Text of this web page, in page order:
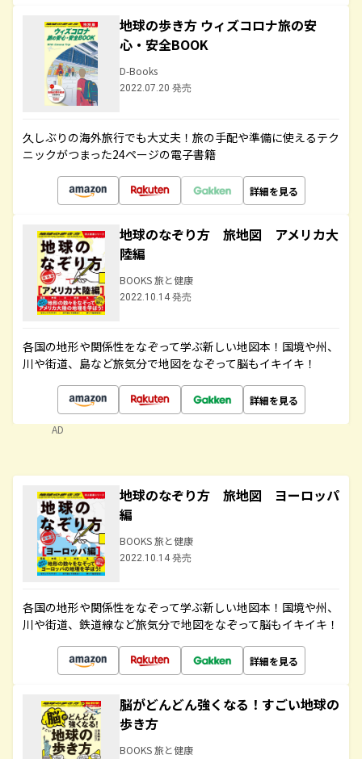
地球の歩き方 ウィズコロナ旅の安
心・安全BOOK
D-Books
2022.07.20 発売
久しぶりの海外旅行でも大丈夫！旅の手配や準備に使えるテク
ニックがつまった24ページの電子書籍
詳細を見る
地球のなぞり方 旅地図 アメリカ大
陸編
BOOKS 旅と健康
2022.10.14 発売
各国の地形や関係性をなぞって学ぶ新しい地図本！国境や州、
川や街道、島など旅気分で地図をなぞって脳もイキイキ！
詳細を見る
AD
地球のなぞり方 旅地図 ヨーロッパ
編
BOOKS 旅と健康
2022.10.14 発売
各国の地形や関係性をなぞって学ぶ新しい地図本！国境や州、
川や街道、鉄道線など旅気分で地図をなぞって脳もイキイキ！
詳細を見る
脳がどんどん強くなる！すごい地球の
歩き方
BOOKS 旅と健康